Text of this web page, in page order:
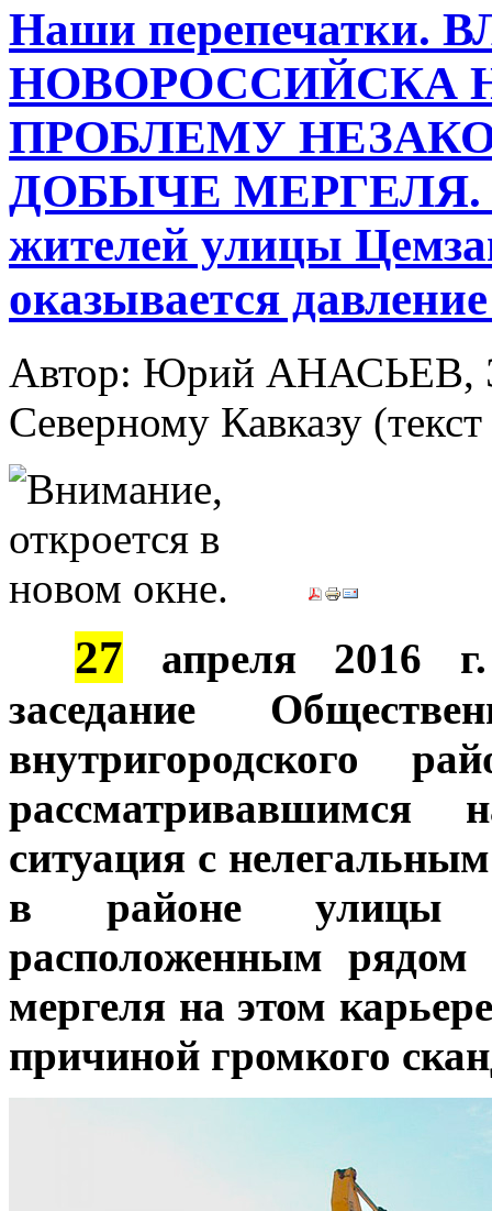
Наши перепечатки.
НОВОРОССИЙСКА
ПРОБЛЕМУ
ДОБЫЧЕ МЕРГЕЛЯ.
жителей улицы
оказывается
Автор: Юрий АНАСЬЕВ,
Северному Кавказу
27 апреля 2016
заседание
внутригородского
ситуация с
в районе улицы
расположенным
мергеля на этом
причиной громкого